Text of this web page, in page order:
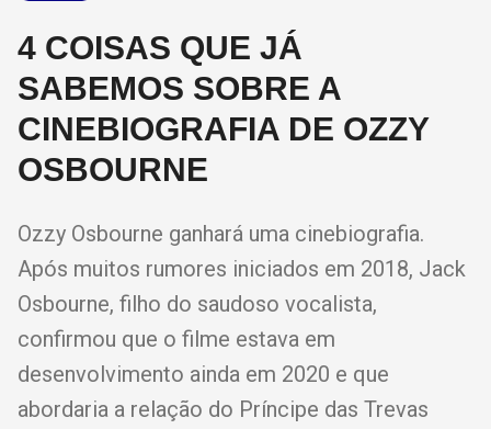
4 COISAS QUE JÁ
SABEMOS SOBRE A
CINEBIOGRAFIA DE OZZY
OSBOURNE
Ozzy Osbourne ganhará uma cinebiografia.
Após muitos rumores iniciados em 2018, Jack
Osbourne, filho do saudoso vocalista,
confirmou que o filme estava em
desenvolvimento ainda em 2020 e que
abordaria a relação do Príncipe das Trevas